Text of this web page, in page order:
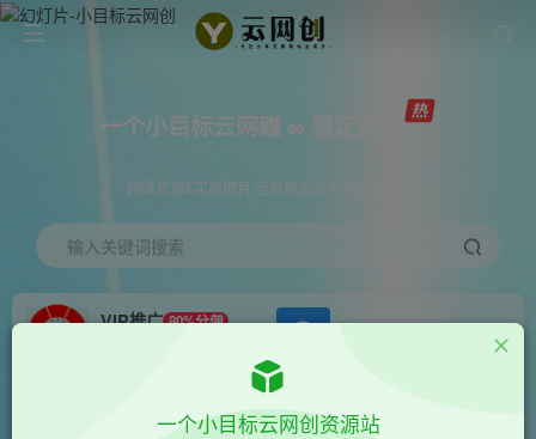
一个小目标云网赚 ∞ 稳定更新
网赚资源&实战项目 全网首发全年365天更新
输入关键词搜索
VIP推广 80%分佣
会员专属 正文
一个小目标云网创资源站